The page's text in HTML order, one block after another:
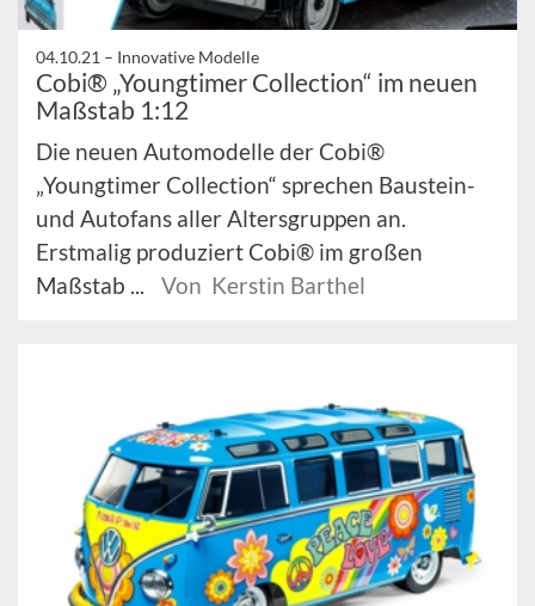
04.10.21 – Innovative Modelle
Cobi® „Youngtimer Collection“ im neuen
Maßstab 1:12
Die neuen Automodelle der Cobi®
„Youngtimer Collection“ sprechen Baustein-
und Autofans aller Altersgruppen an.
Erstmalig produziert Cobi® im großen
Maßstab ...
Von Kerstin Barthel